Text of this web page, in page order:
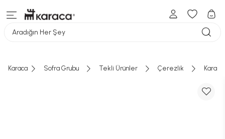
Aradığın Her Şey
Karaca Sofra Grubu Tekli Ürünler Çerezlik